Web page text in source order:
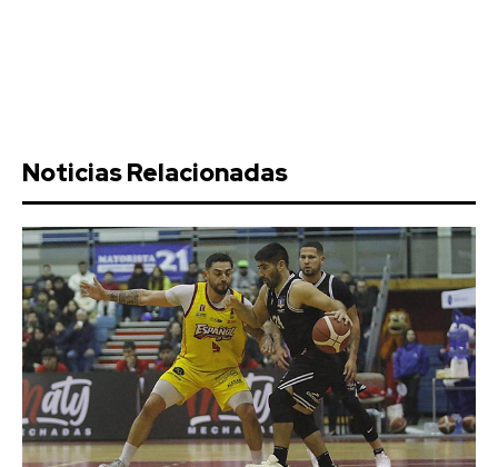
Noticias Relacionadas